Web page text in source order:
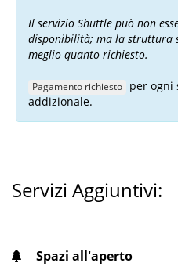
Il servizio Shuttle può non
disponibilità; ma la struttura
meglio quanto richiesto.
Pagamento richiesto per ogni
addizionale.
Servizi Aggiuntivi:
Spazi all'aperto